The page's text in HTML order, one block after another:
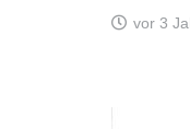
vor 3